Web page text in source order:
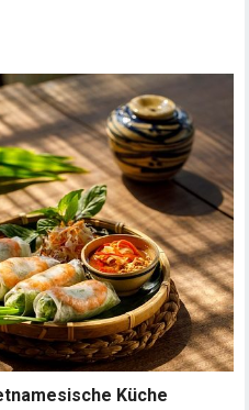
Küche